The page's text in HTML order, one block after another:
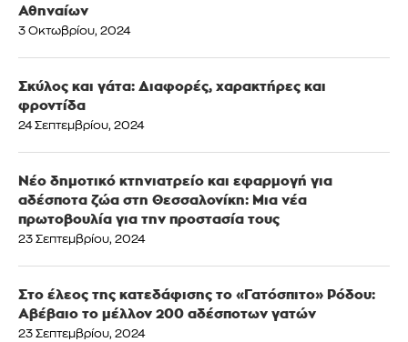
Αθηναίων
3 Οκτωβρίου, 2024
Σκύλος και γάτα: Διαφορές, χαρακτήρες και
φροντίδα
24 Σεπτεμβρίου, 2024
Νέο δημοτικό κτηνιατρείο και εφαρμογή για
αδέσποτα ζώα στη Θεσσαλονίκη: Μια νέα
πρωτοβουλία για την προστασία τους
23 Σεπτεμβρίου, 2024
Στο έλεος της κατεδάφισης το «Γατόσπιτο» Ρόδου:
Αβέβαιο το μέλλον 200 αδέσποτων γατών
23 Σεπτεμβρίου, 2024